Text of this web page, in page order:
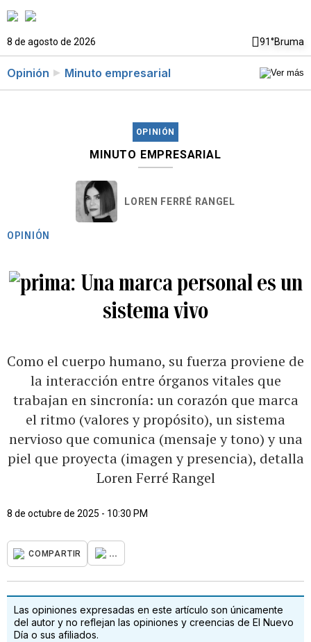
8 de agosto de 2026 91°Bruma
Opinión Minuto empresarial
OPINIÓN
MINUTO EMPRESARIAL
LOREN FERRÉ RANGEL
OPINIÓN
Una marca personal es un
sistema vivo
Como el cuerpo humano, su fuerza proviene de
la interacción entre órganos vitales que
trabajan en sincronía: un corazón que marca
el ritmo (valores y propósito), un sistema
nervioso que comunica (mensaje y tono) y una
piel que proyecta (imagen y presencia), detalla
Loren Ferré Rangel
8 de octubre de 2025 - 10:30 PM
COMPARTIR ...
Las opiniones expresadas en este artículo son únicamente
del autor y no reflejan las opiniones y creencias de El Nuevo
Día o sus afiliados.